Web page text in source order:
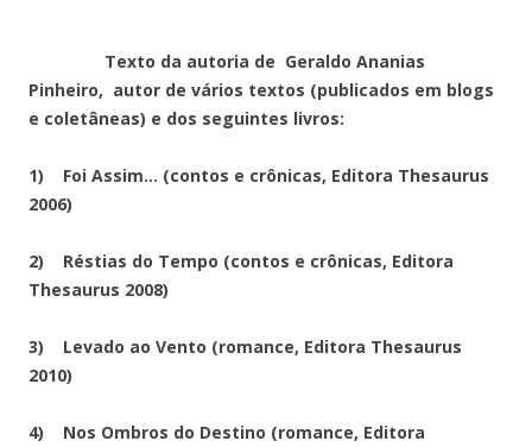
Texto da autoria de Geraldo Ananias
Pinheiro, autor de vários textos (publicados em blogs
e coletâneas) e dos seguintes livros:
1) Foi Assim… (contos e crônicas, Editora Thesaurus
2006)
2) Réstias do Tempo (contos e crônicas, Editora
Thesaurus 2008)
3) Levado ao Vento (romance, Editora Thesaurus
2010)
4) Nos Ombros do Destino (romance, Editora